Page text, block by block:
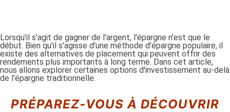
Lorsqu'il s'agit de gagner de l'argent, l'épargne n'est que le
début. Bien qu'il s'agisse d'une méthode d'épargne populaire, il
existe des alternatives de placement qui peuvent offrir des
rendements plus importants à long terme. Dans cet article,
nous allons explorer certaines options d'investissement au-delà
de l'épargne traditionnelle.
PRÉPAREZ-VOUS À DÉCOUVRIR